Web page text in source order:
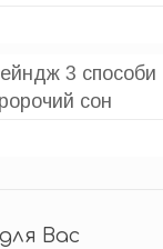
3 способи
сон
Вас